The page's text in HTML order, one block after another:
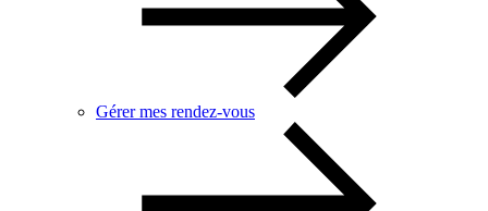
Gérer mes rendez-vous